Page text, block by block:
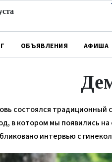
ОБЪЯВЛЕНИЯ АФИША
состоялся
в котором мы появились
интервью с